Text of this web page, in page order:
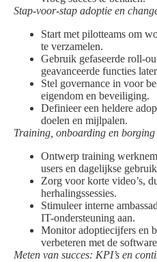
Stap-voor-stap adoptie en
Start met pilotteams om
te verzamelen.
Gebruik gefaseerde roll-
geavanceerde functies
Stel governance in voor
eigendom en beveiliging.
Definieer een heldere
doelen en mijlpalen.
Training, onboarding en
Ontwerp training
users en dagelijkse
Zorg voor korte video’s,
herhalingssessies.
Stimuleer interne
IT-ondersteuning aan.
Monitor adoptiecijfers en
verbeteren met de
Meten van succes: KPI’s en